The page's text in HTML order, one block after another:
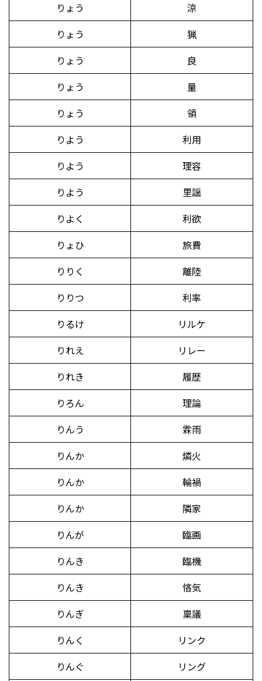
りょう
涼
りょう
猟
りょう
良
りょう
量
りょう
領
りよう
利用
りよう
理容
りよう
里謡
りよく
利欲
りょひ
旅費
りりく
離陸
りりつ
利率
りるけ
リルケ
りれえ
リレー
りれき
履歴
りろん
理論
りんう
霖雨
りんか
燐火
りんか
輪禍
りんか
隣家
りんが
臨画
りんき
臨機
りんき
悋気
りんぎ
稟議
りんく
リンク
りんぐ
リング